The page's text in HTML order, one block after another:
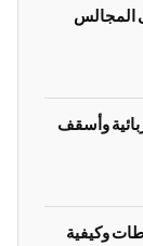
المجالس
وأسقف
وكيفية